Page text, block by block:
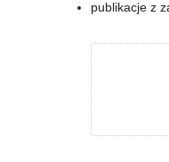
publikacje z